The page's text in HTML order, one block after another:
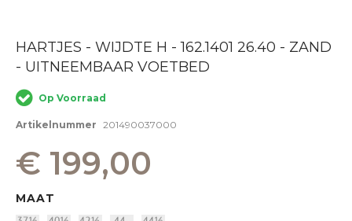
Ga
het
van
de
afbeeldingen-
HARTJES - WIJDTE H - 162.1401 26.40 - ZAND
- UITNEEMBAAR VOETBED
Op Voorraad
Artikelnummer 201490037000
€ 199,00
MAAT